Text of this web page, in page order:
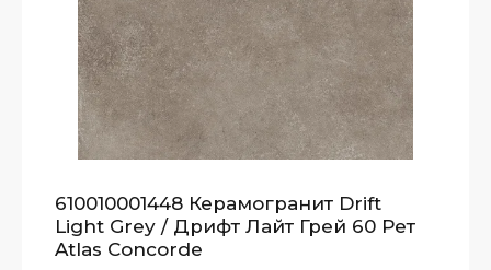
610010001448 Керамогранит Drift
Light Grey / Дрифт Лайт Грей 60 Рет
Atlas Concorde